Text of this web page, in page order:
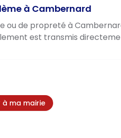
à Cambernard
ou de propreté à
est transmis
à ma mairie